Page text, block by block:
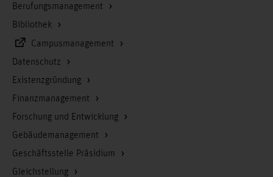
Berufungsmanagement
Bibliothek
Campusmanagement
Datenschutz
Existenzgründung
Finanzmanagement
Forschung und Entwicklung
Gebäudemanagement
Geschäftsstelle Präsidium
Gleichstellung